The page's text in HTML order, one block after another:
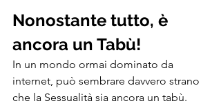
Nonostante tutto, è
ancora un Tabù!
In un mondo ormai dominato da
internet, può sembrare davvero strano
che la Sessualità sia ancora un tabù.